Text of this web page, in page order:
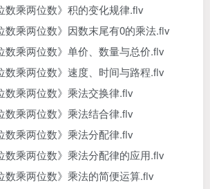
乘两位数》积的变化规律.flv
乘两位数》因数末尾有0的乘法.flv
乘两位数》单价、数量与总价.flv
乘两位数》速度、时间与路程.flv
乘两位数》乘法交换律.flv
乘两位数》乘法结合律.flv
乘两位数》乘法分配律.flv
乘两位数》乘法分配律的应用.flv
乘两位数》乘法的简便运算.flv